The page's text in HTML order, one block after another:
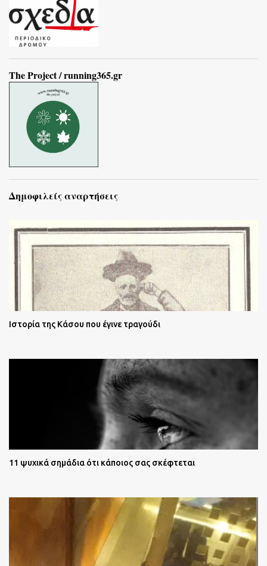
The Project / running365.gr
Δημοφιλείς αναρτήσεις
Ιστορία της Κάσου που έγινε τραγούδι
11 ψυχικά σημάδια ότι κάποιος σας σκέφτεται